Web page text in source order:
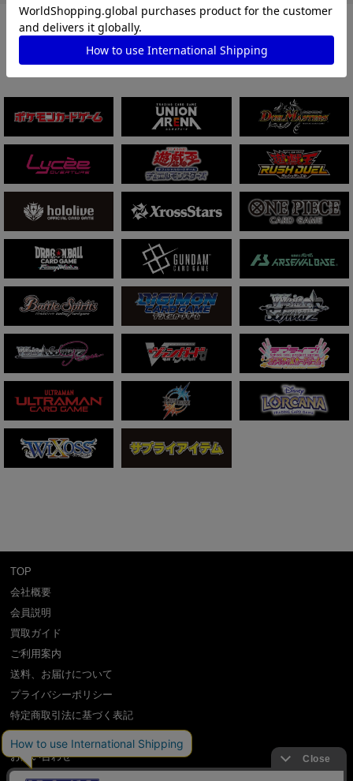
TOP
会社概要
会員説明
買取ガイド
ご利用案内
送料、お届けについて
プライバシーポリシー
特定商取引法に基づく表記
お問い合わせ
利用規約